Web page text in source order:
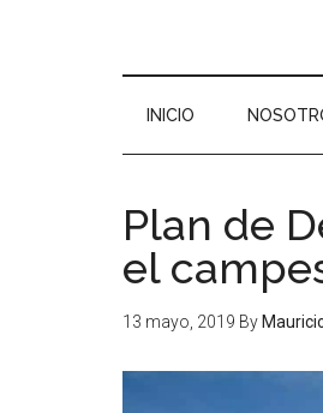
INICIO
Plan de
el
13 mayo, 2019 By